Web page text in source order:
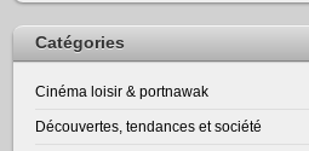
Catégories
Cinéma loisir & portnawak
Découvertes, tendances et société